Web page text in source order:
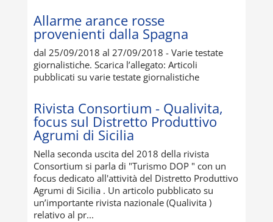
Allarme arance rosse
provenienti dalla Spagna
dal 25/09/2018 al 27/09/2018 - Varie testate
giornalistiche. Scarica l’allegato: Articoli
pubblicati su varie testate giornalistiche
Rivista Consortium - Qualivita,
focus sul Distretto Produttivo
Agrumi di Sicilia
Nella seconda uscita del 2018 della rivista
Consortium si parla di "Turismo DOP " con un
focus dedicato all'attività del Distretto Produttivo
Agrumi di Sicilia . Un articolo pubblicato su
un’importante rivista nazionale (Qualivita )
relativo al pr...